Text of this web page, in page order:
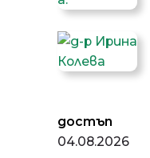
достъп
04.08.2026